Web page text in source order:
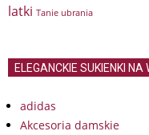
latki Tanie ubrania
ELEGANCKIE SUKIENKI NA
adidas
Akcesoria damskie